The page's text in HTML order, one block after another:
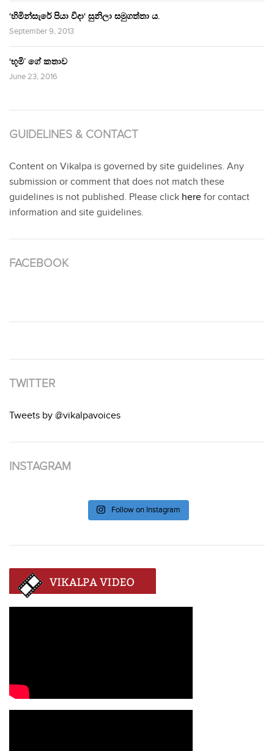
‘හිමින්සැරේ පියා විදා‘ සුනිලා සමුගත්තා ය.
September 9, 2013
‘භූමි’ ගේ කතාව
June 23, 2016
GUIDELINES & CONTACT
Content on Vikalpa is governed by site guidelines. Any
submission or comment that does not match these
guidelines is not published. Please click here for contact
information and site guidelines.
FACEBOOK
TWITTER
Tweets by @vikalpavoices
INSTAGRAM
Follow on Instagram